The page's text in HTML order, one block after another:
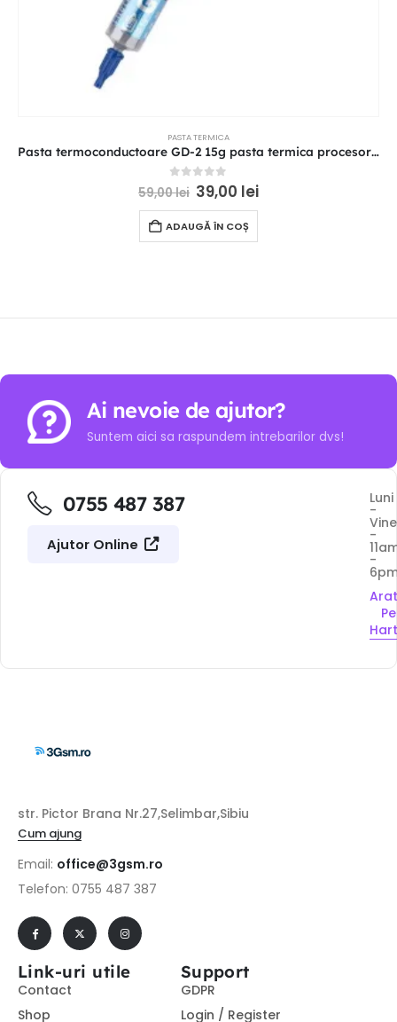
PASTA TERMICA
Pasta termoconductoare GD-2 15g pasta termica procesor electronice racire
0out of 5
59,00lei 39,00 lei
ADAUGĂ ÎN COȘ
Ai nevoie de ajutor?
Suntem aici sa raspundem intrebarilor dvs!
0755 487 387
Ajutor Online
Luni
-
-
-
Pe
str. Pictor Brana Nr.27,Selimbar,Sibiu
Cum ajung
Email: office@3gsm.ro
Telefon: 0755 487 387
Link-uri utile
Contact
Shop
Support
GDPR
Login / Register